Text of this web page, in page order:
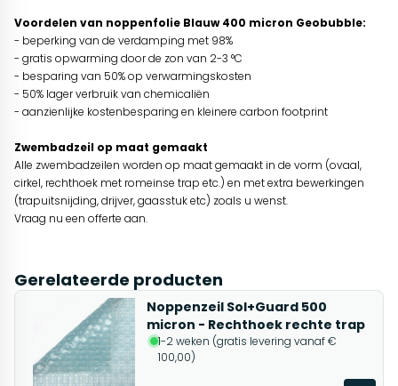
Voordelen van noppenfolie Blauw 400 micron Geobubble:
- beperking van de verdamping met 98%
- gratis opwarming door de zon van 2-3 °C
- besparing van 50% op verwarmingskosten
- 50% lager verbruik van chemicaliën
- aanzienlijke kostenbesparing en kleinere carbon footprint
Zwembadzeil op maat gemaakt
Alle zwembadzeilen worden op maat gemaakt in de vorm (ovaal,
cirkel, rechthoek met romeinse trap etc.) en met extra bewerkingen
(trapuitsnijding, drijver, gaasstuk etc) zoals u wenst.
Vraag nu een offerte aan.
Gerelateerde producten
Noppenzeil Sol+Guard 500
micron - Rechthoek rechte trap
1-2 weken (gratis levering vanaf €
100,00)